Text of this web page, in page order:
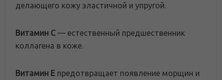
делающего кожу эластичной и упругой.
Витамин С — естественный предшественник
коллагена в коже.
Витамин Е предотвращает появление морщин и